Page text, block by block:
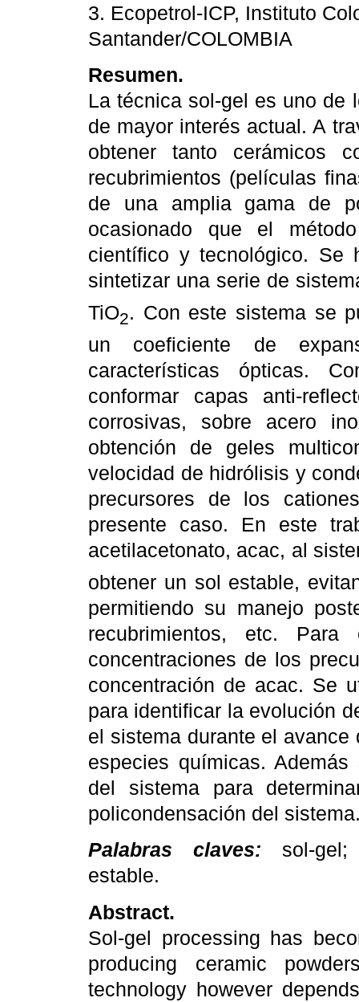
3. Ecopetrol-ICP, Instituto
Santander/COLOMBIA
Resumen.
La técnica sol-gel es uno de
de mayor interés actual. A
obtener tanto cerámicos
recubrimientos (películas
de una amplia gama de
ocasionado que el
científico y tecnológico. Se
sintetizar una serie de
TiO2. Con este sistema se
un coeficiente de
características ópticas.
conformar capas anti-
corrosivas, sobre acero
obtención de geles
velocidad de hidrólisis y
precursores de los
presente caso. En este
acetilacetonato, acac, al
obtener un sol estable,
permitiendo su manejo
recubrimientos, etc.
concentraciones de los
concentración de acac. Se
para identificar la evolución
el sistema durante el
especies químicas.
del sistema para
policondensación del
Palabras claves: sol-gel;
estable.
Abstract.
Sol-gel processing has
producing ceramic
technology however